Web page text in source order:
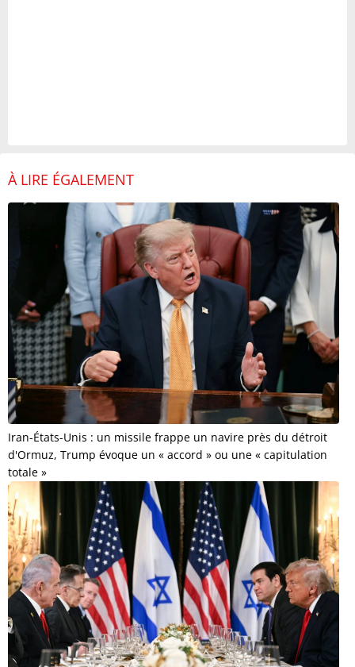
À LIRE ÉGALEMENT
Iran-États-Unis : un missile frappe un navire près du détroit
d'Ormuz, Trump évoque un « accord » ou une « capitulation
totale »